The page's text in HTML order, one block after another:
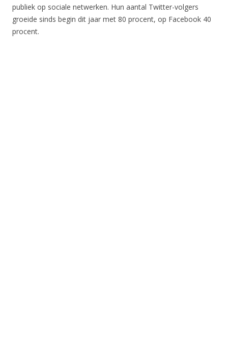
publiek op sociale netwerken. Hun aantal Twitter-volgers
groeide sinds begin dit jaar met 80 procent, op Facebook 40
procent.